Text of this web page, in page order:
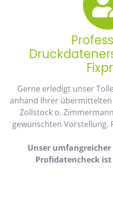
Gerne erledigt unser
anhand Ihrer
Zollstock o.
gewünschten Vorstellung.
Unser
Profidatencheck